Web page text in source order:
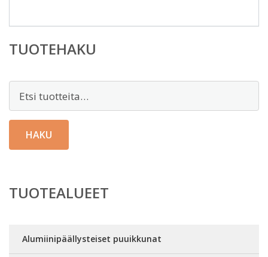
TUOTEHAKU
HAKU
TUOTEALUEET
Alumiinipäällysteiset puuikkunat